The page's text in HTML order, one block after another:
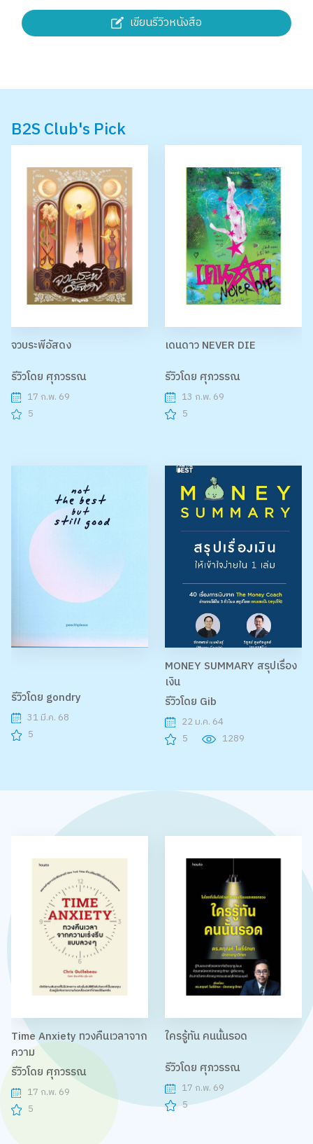
เขียนรีวิวหนังสือ
B2S Club's Pick
จวบระพีอัสดง
รีวิวโดย ศุภวรรณ
17 ก.พ. 69
5
เดนดาว NEVER DIE
รีวิวโดย ศุภวรรณ
13 ก.พ. 69
5
รีวิวโดย gondry
31 มี.ค. 68
5
MONEY SUMMARY สรุปเรื่อง
เงิน
รีวิวโดย Gib
22 ม.ค. 64
5
1289
Time Anxiety ทวงคืนเวลาจาก
ความ
รีวิวโดย ศุภวรรณ
17 ก.พ. 69
5
ใครรู้ทัน คนนั้นรอด
รีวิวโดย ศุภวรรณ
17 ก.พ. 69
5